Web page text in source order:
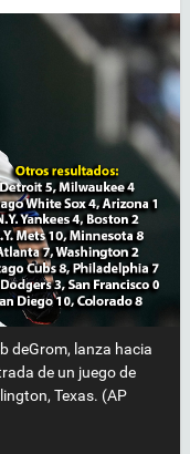
deGrom, lanza hacia
de un juego de
Texas. (AP